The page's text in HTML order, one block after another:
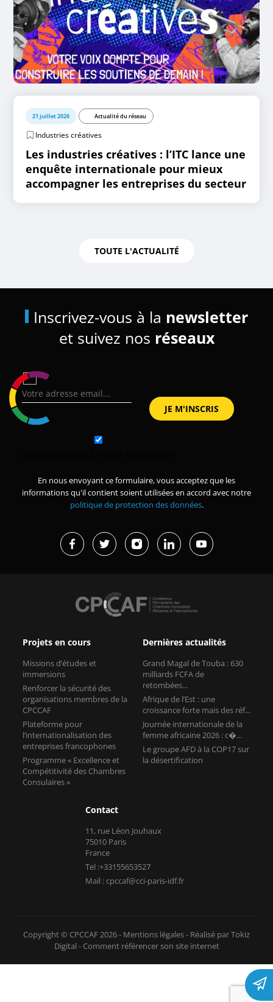
21 juillet 2026 Actualité du réseau
Industries créatives
Les industries créatives : l’ITC lance une
enquête internationale pour mieux
accompagner les entreprises du secteur
TOUTE L'ACTUALITÉ
Inscrivez-vous à la newsletter
et suivez nos réseaux
En nous envoyant ce formulaire, vous acceptez que les
informations qu'il contient soient utilisées en accord avec notre
politique de protection des données.
Projets en cours
Missions d’études et
immersions
Renforcer la sécurité des
organisations membres de la
CPCCAF
Plateforme pour
l’internationalisation des
entreprises francophones
Programme « Excellence et
Compétitivité des Chambres
Consulaires »
Dernières actualités
Grand Magal de Touba : 630
milliards FCFA de
retombées...
Afrique de l’Est : une
croissance forte mais des réf...
Journée internationale de la
femme africaine 2026 : c�...
Le groupe AFD à la COP17 sur
la désertification
Contact
11, rue Léon Jouhaux
75010 Paris
France
Tel :+33155653527
Mail : cpccaf@cci-paris-idf.fr
Copyright © CPCCAF 2026 - Mentions légales- Réalisé par Tokiz
Digital - Comment référencer son site internet